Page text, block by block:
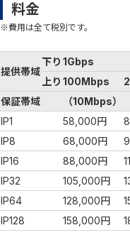
料金
※費用は全て税別です。
提供帯域
下り 1Gbps
上り 100Mbps
保証帯域
（10Mbps）
IP1
58,000円
IP8
68,000円
IP16
88,000円
IP32
105,000円
IP64
128,000円
IP128
158,000円